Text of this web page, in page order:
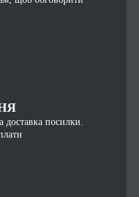
посилки.